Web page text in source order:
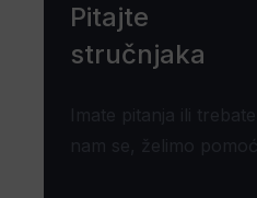
Pitajte
stručnjaka